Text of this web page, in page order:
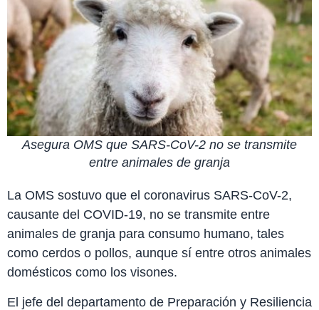
Asegura OMS que SARS-CoV-2 no se transmite
entre animales de granja
La OMS sostuvo que el coronavirus SARS-CoV-2,
causante del COVID-19, no se transmite entre
animales de granja para consumo humano, tales
como cerdos o pollos, aunque sí entre otros animales
domésticos como los visones.
El jefe del departamento de Preparación y Resiliencia